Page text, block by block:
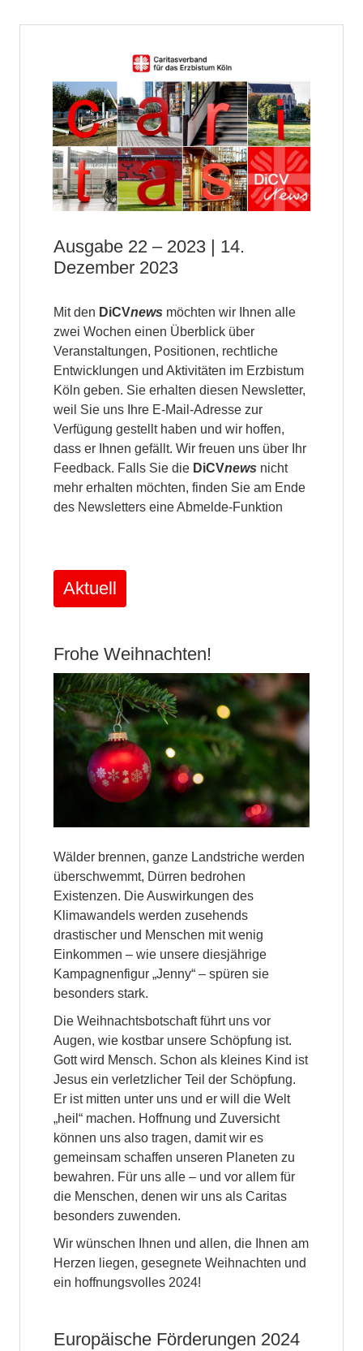
Ausgabe 22 – 2023 | 14.
Dezember 2023
Mit den DiCVnews möchten wir Ihnen alle
zwei Wochen einen Überblick über
Veranstaltungen, Positionen, rechtliche
Entwicklungen und Aktivitäten im Erzbistum
Köln geben. Sie erhalten diesen Newsletter,
weil Sie uns Ihre E-Mail-Adresse zur
Verfügung gestellt haben und wir hoffen,
dass er Ihnen gefällt. Wir freuen uns über Ihr
Feedback. Falls Sie die DiCVnews nicht
mehr erhalten möchten, finden Sie am Ende
des Newsletters eine Abmelde-Funktion
Aktuell
Frohe Weihnachten!
Wälder brennen, ganze Landstriche werden
überschwemmt, Dürren bedrohen
Existenzen. Die Auswirkungen des
Klimawandels werden zusehends
drastischer und Menschen mit wenig
Einkommen – wie unsere diesjährige
Kampagnenfigur „Jenny“ – spüren sie
besonders stark.
Die Weihnachtsbotschaft führt uns vor
Augen, wie kostbar unsere Schöpfung ist.
Gott wird Mensch. Schon als kleines Kind ist
Jesus ein verletzlicher Teil der Schöpfung.
Er ist mitten unter uns und er will die Welt
„heil“ machen. Hoffnung und Zuversicht
können uns also tragen, damit wir es
gemeinsam schaffen unseren Planeten zu
bewahren. Für uns alle – und vor allem für
die Menschen, denen wir uns als Caritas
besonders zuwenden.
Wir wünschen Ihnen und allen, die Ihnen am
Herzen liegen, gesegnete Weihnachten und
ein hoffnungsvolles 2024!
Europäische Förderungen 2024